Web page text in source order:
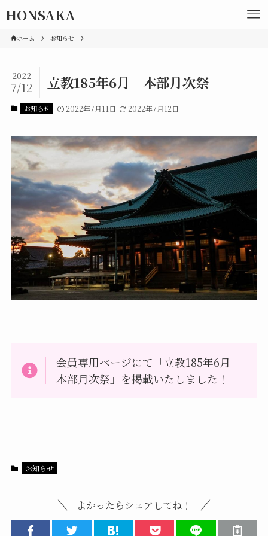
HONSAKA
ホーム お知らせ
立教185年6月 本部月次祭
2022
7/12
お知らせ 2022年7月11日 2022年7月12日
会員専用ページにて「立教185年6月
本部月次祭」を掲載いたしました！
お知らせ
よかったらシェアしてね！